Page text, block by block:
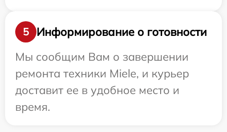
5
Информирование о готовности
Мы сообщим Вам о завершении
ремонта техники Miele, и курьер
доставит ее в удобное место и
время.